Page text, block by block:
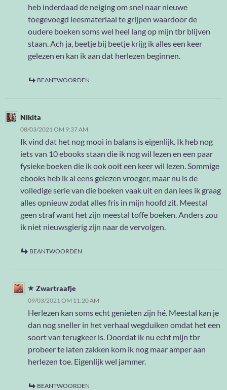
heb inderdaad de neiging om snel naar nieuwe
toegevoegd leesmateriaal te grijpen waardoor de
oudere boeken soms wel heel lang op mijn tbr blijven
staan. Ach ja, beetje bij beetje krijg ik alles een keer
gelezen en kan ik aan dat herlezen beginnen.
BEANTWOORDEN
Nikita
08/03/2021 OM 9:37 AM
Ik vind dat het nog mooi in balans is eigenlijk. Ik heb nog
iets van 10 ebooks staan die ik nog wil lezen en een paar
fysieke boeken die ik ook ooit een keer wil lezen. Sommige
ebooks heb ik al eens gelezen vroeger, maar nu is de
volledige serie van die boeken vaak uit en dan lees ik graag
alles opnieuw zodat alles fris in mijn hoofd zit. Meestal
geen straf want het zijn meestal toffe boeken. Anders zou
ik niet nieuwsgierig zijn naar de vervolgen.
BEANTWOORDEN
Zwartraafje
09/03/2021 OM 11:20 AM
Herlezen kan soms echt genieten zijn hé. Meestal kan je
dan nog sneller in het verhaal wegduiken omdat het een
soort van terugkeer is. Doordat ik nu echt mijn tbr
probeer te laten zakken kom ik nog maar amper aan
herlezen toe. Eigenlijk wel jammer.
BEANTWOORDEN